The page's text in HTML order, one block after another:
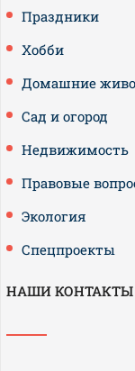
Праздники
Хобби
Домашние
Сад и огород
Недвижимость
Правовые
Экология
Спецпроекты
НАШИ КОНТАКТЫ